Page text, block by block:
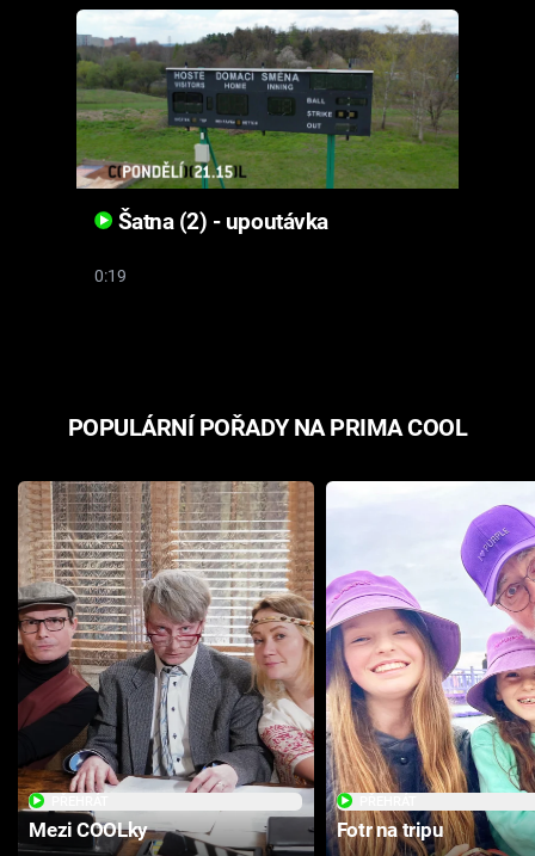
Šatna (2) - upoutávka
0:19
POPULÁRNÍ POŘADY NA PRIMA COOL
Mezi COOLky Fotr na tripu